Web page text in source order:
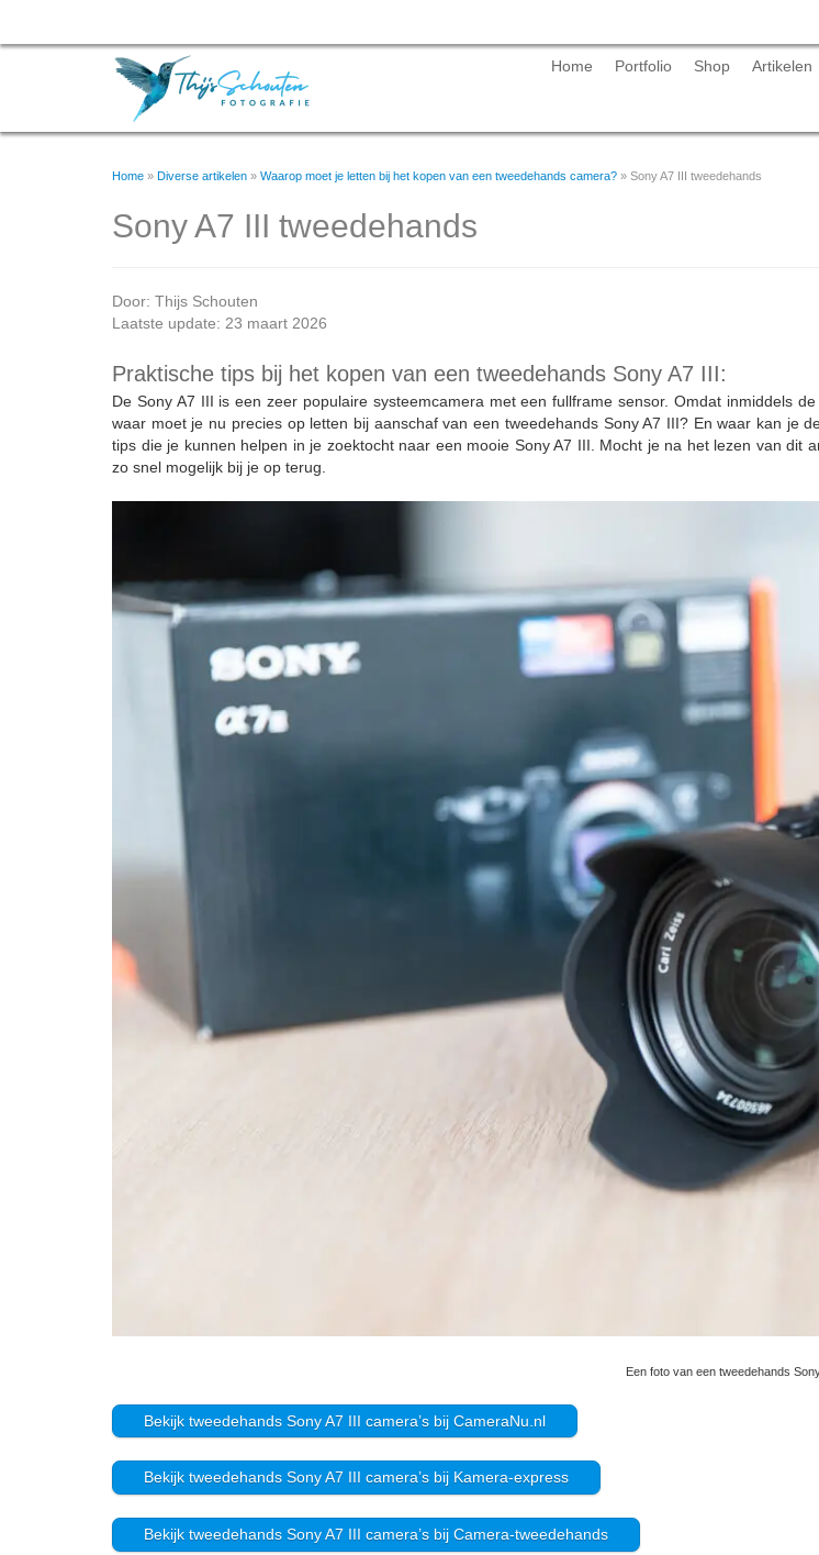
Skip
Home Portfolio Shop Artikelen
Home » Diverse artikelen » Waarop moet je letten bij het kopen van een tweedehands camera? » Sony A7 III tweedehands
Sony A7 III tweedehands
Door: Thijs Schouten
Laatste update: 23 maart 2026
Praktische tips bij het kopen van een tweedehands Sony A7 III:
De Sony A7 III is een zeer populaire systeemcamera met een fullframe sensor. Omdat inmiddels
waar moet je nu precies op letten bij aanschaf van een tweedehands Sony A7 III? En waar kan je
tips die je kunnen helpen in je zoektocht naar een mooie Sony A7 III. Mocht je na het lezen van
zo snel mogelijk bij je op terug.
Een foto van een tweedehands
Bekijk tweedehands Sony A7 III camera’s bij CameraNu.nl
Bekijk tweedehands Sony A7 III camera’s bij Kamera-express
Bekijk tweedehands Sony A7 III camera’s bij Camera-tweedehands